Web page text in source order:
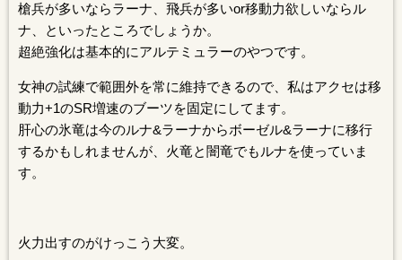
槍兵が多いならラーナ、飛兵が多いor移動力欲しいならル
ナ、といったところでしょうか。
超絶強化は基本的にアルテミュラーのやつです。
女神の試練で範囲外を常に維持できるので、私はアクセは移
動力+1のSR増速のブーツを固定にしてます。
肝心の氷竜は今のルナ&ラーナからボーゼル&ラーナに移行
するかもしれませんが、火竜と闇竜でもルナを使っていま
す。
火力出すのがけっこう大変。